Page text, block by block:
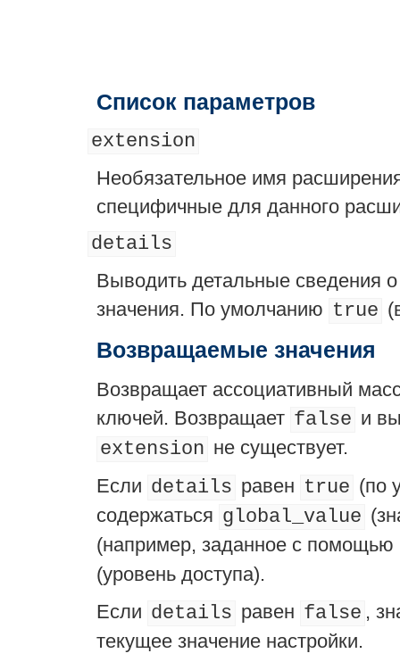
Список параметров
extension
Необязательное имя
специфичные для данного
details
Выводить детальные сведения
значения. По умолчанию true
Возвращаемые значения
Возвращает ассоциативный
ключей. Возвращает false и
extension не существует.
Если details равен true (по
содержаться global_value
(например, заданное с помощью
(уровень доступа).
Если details равен false ,
текущее значение настройки.